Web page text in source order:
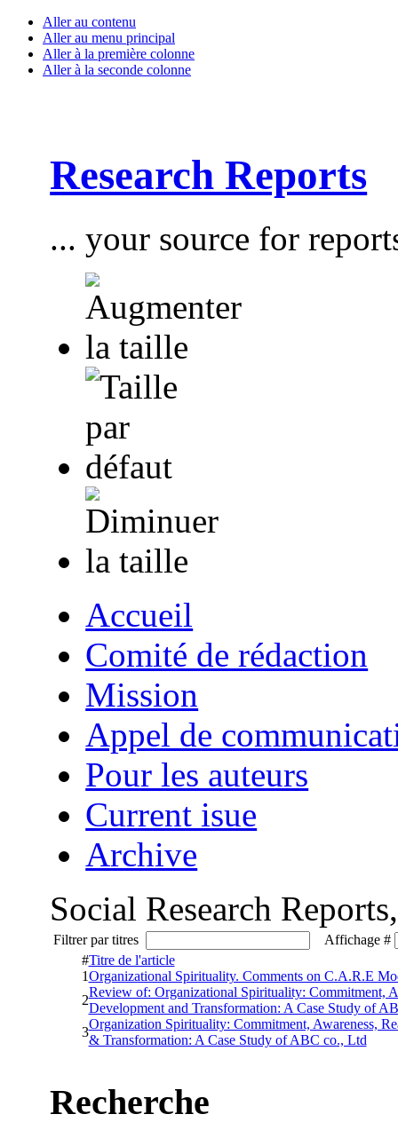
Aller au contenu
Aller au menu principal
Aller à la première colonne
Aller à la seconde colonne
Research Reports
... your source for
Accueil
Comité de rédaction
Mission
Appel de
Pour les auteurs
Current isue
Archive
Social Research
Filtrer par titres
Affichage #
#Titre de l'article
1Organizational Spirituality. Comments on C.A.R.E
2
Review of: Organizational Spirituality: Commitment,
Development and Transformation: A Case Study of
3
Organization Spirituality: Commitment, Awareness,
& Transformation: A Case Study of ABC co., Ltd
Recherche